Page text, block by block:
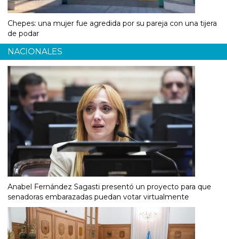
Chepes: una mujer fue agredida por su pareja con una tijera
de podar
NACIONALES
Anabel Fernández Sagasti presentó un proyecto para que
senadoras embarazadas puedan votar virtualmente